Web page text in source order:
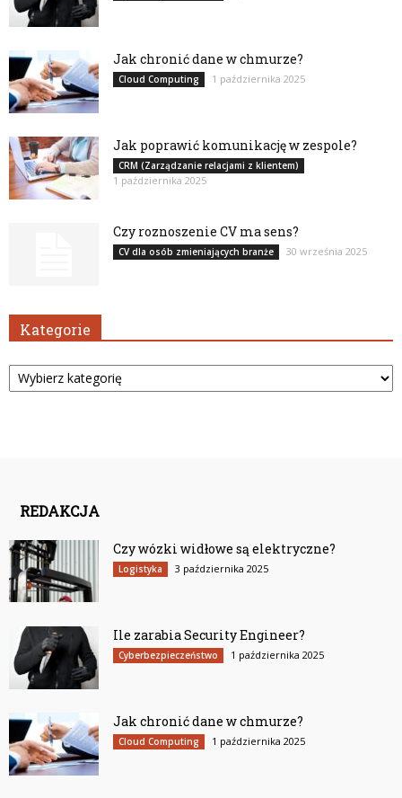
Jak chronić dane w chmurze?
Cloud Computing 1 października 2025
Jak poprawić komunikację w zespole?
CRM (Zarządzanie relacjami z klientem)
1 października 2025
Czy roznoszenie CV ma sens?
CV dla osób zmieniających branże 30 września 2025
Kategorie
Kategorie
REDAKCJA
Czy wózki widłowe są elektryczne?
Logistyka 3 października 2025
Ile zarabia Security Engineer?
Cyberbezpieczeństwo 1 października 2025
Jak chronić dane w chmurze?
Cloud Computing 1 października 2025